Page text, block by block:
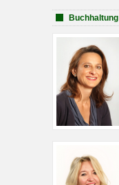
Buchhaltung